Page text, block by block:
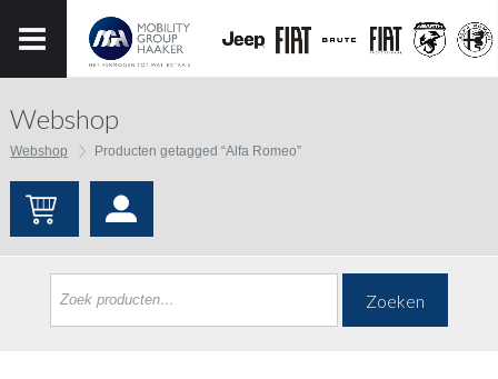
Webshop
Webshop Producten getagged “Alfa Romeo”
Zoeken